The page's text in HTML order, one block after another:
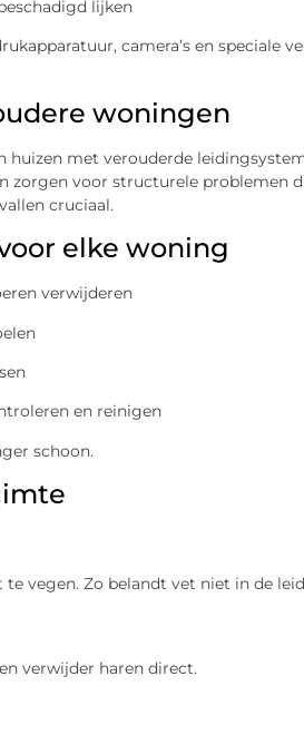
lijken
camera’s en speciale
woningen
huizen met verouderde
zorgen voor structurele problemen
cruciaal.
elke woning
verwijderen
en reinigen
schoon.
vegen. Zo belandt vet niet in de
verwijder haren direct.